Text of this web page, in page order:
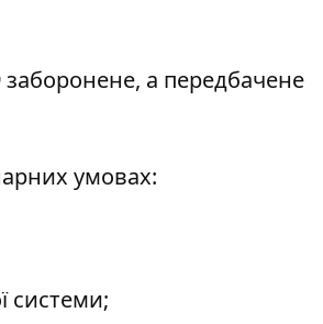
а передбачене
умовах:
системи;